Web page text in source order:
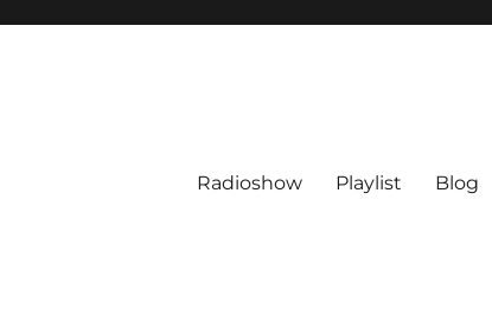
Radioshow Playlist Blog